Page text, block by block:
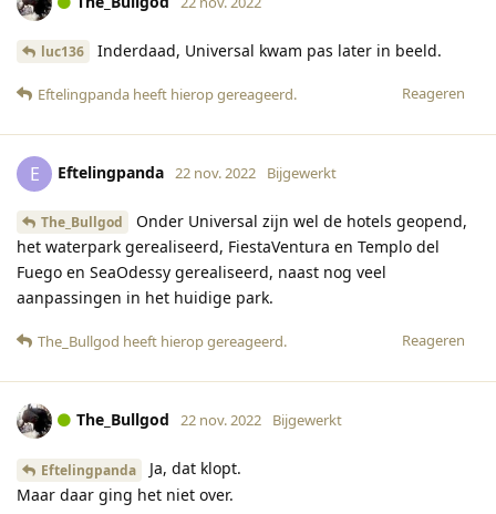
luc136 Inderdaad, Universal kwam pas later in beeld.
Reageren
Eftelingpanda heeft hierop gereageerd.
E Eftelingpanda 22 nov. 2022 Bijgewerkt
The_Bullgod
Onder Universal zijn wel de hotels geopend,
het waterpark gerealiseerd, FiestaVentura en Templo del
Fuego en SeaOdessy gerealiseerd, naast nog veel
aanpassingen in het huidige park.
Reageren
The_Bullgod heeft hierop gereageerd.
The_Bullgod 22 nov. 2022 Bijgewerkt
Eftelingpanda
Ja, dat klopt.
Maar daar ging het niet over.